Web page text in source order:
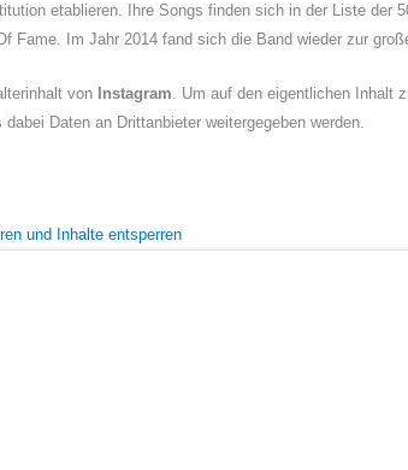
etablieren. Ihre Songs finden sich in der Liste der
Fame. Im Jahr 2014 fand sich die Band wieder zur
von Instagram. Um auf den eigentlichen Inhalt
Daten an Drittanbieter weitergegeben werden.
und Inhalte entsperren